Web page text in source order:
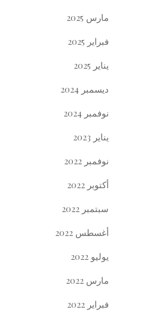
مارس 2025
فبراير 2025
يناير 2025
ديسمبر 2024
نوفمبر 2024
يناير 2023
نوفمبر 2022
أكتوبر 2022
سبتمبر 2022
أغسطس 2022
يوليو 2022
مارس 2022
فبراير 2022